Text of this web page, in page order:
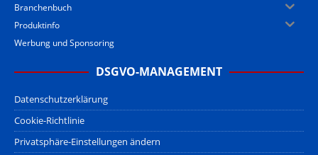
Branchenbuch
Produktinfo
Werbung und Sponsoring
DSGVO-MANAGEMENT
Datenschutzerklärung
Cookie-Richtlinie
Privatsphäre-Einstellungen ändern